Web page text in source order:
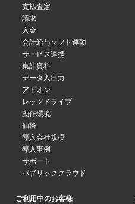
支払査定
請求
入金
会計給与ソフト連動
サービス連携
集計資料
データ入出力
アドオン
レッツドライブ
動作環境
価格
導入会社規模
導入事例
サポート
パブリッククラウド
ご利用中のお客様